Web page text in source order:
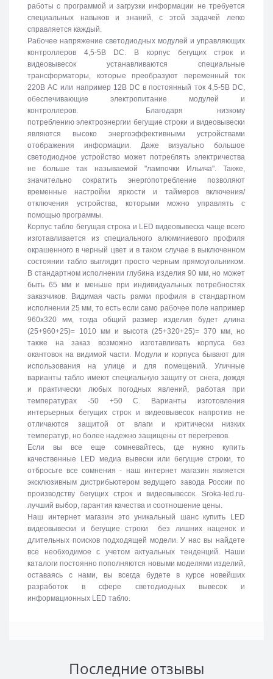
работы с программой и загрузки информации не требуется
специальных навыков и знаний, с этой задачей легко
справляется каждый.
Рабочее напряжение светодиодных модулей и управляющих
контроллеров 4,5-5В DC. В корпус бегущих строк и
видеовывесок устанавливаются специальные
трансформаторы, которые преобразуют переменный ток
220В АС или например 12В DC в постоянный ток 4,5-5В DC,
обеспечивающие электропитание модулей и
контроллеров. Благодаря низкому
потреблению электроэнергии бегущие строки и видеовывески
являются высоко энергоэффективными устройствами
отображения информации. Даже визуально большое
светодиодное устройство может потреблять электричества
не больше так называемой "лампочки Ильича". Также,
значительно сократить энергопотребление позволяют
временные настройки яркости и таймеров включения/
отключения устройства, которыми можно управлять с
помощью программы.
Корпус табло бегущая строка и LED видеовывеска чаще всего
изготавливается из специального алюминиевого профиля
окрашенного в черный цвет и в таком случае в выключенном
состоянии табло выглядит просто черным прямоугольником.
В стандартном исполнении глубина изделия 90 мм, но может
быть 65 мм и меньше при индивидуальных потребностях
заказчиков. Видимая часть рамки профиля в стандартном
исполнении 25 мм, то есть если само рабочее поле например
960х320 мм, тогда общий размер изделия будет длина
(25+960+25)= 1010 мм и высота (25+320+25)= 370 мм, но
также на заказ возможно изготавливать корпуса без
окантовок на видимой части. Модули и корпуса бывают для
использования на улице и для помещений. Уличные
варианты табло имеют специальную защиту от снега, дождя
и практически любых погодных явлений, работая при
температурах -50 +50 C. Варианты изготовления
интерьерных бегущих строк и видеовывесок напротив не
отличаются защитой от влаги и критически низких
температур, но более надежно защищены от перегревов.
Если вы все еще сомневайтесь, где нужно купить
качественные LED медиа вывески или бегущие строки, то
отбросьте все сомнения - наш интернет магазин является
эксклюзивным дистрибьютером ведущего завода России по
производству бегущих строк и видеовывесок. Sroka-led.ru-
лучший выбор, гарантия качества и соотношение цены.
Наш интернет магазин это уникальный шанс купить LED
видеовывески и бегущие строки без лишних наценок и
длительных поисков подходящей модели. У нас вы найдете
все необходимое с учетом актуальных тенденций. Наши
каталоги постоянно пополняются новыми моделями изделий,
оставаясь с нами, вы всегда будете в курсе новейших
разработок в сфере светодиодных вывесок и
информационных LED табло.
Последние отзывы